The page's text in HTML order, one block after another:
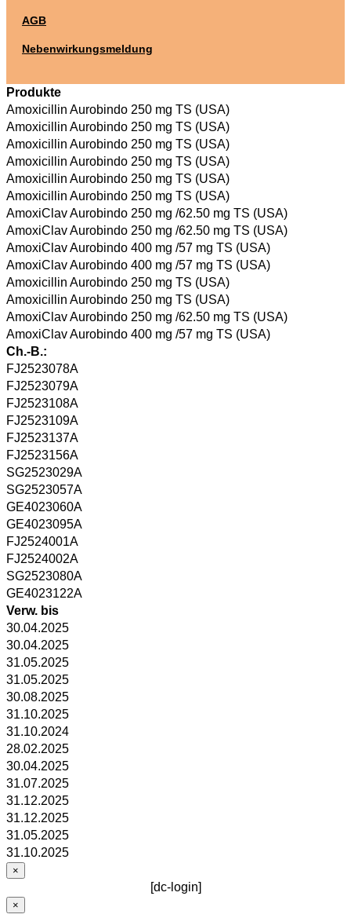
AGB
Nebenwirkungsmeldung
Produkte
Amoxicillin Aurobindo 250 mg TS (USA)
Amoxicillin Aurobindo 250 mg TS (USA)
Amoxicillin Aurobindo 250 mg TS (USA)
Amoxicillin Aurobindo 250 mg TS (USA)
Amoxicillin Aurobindo 250 mg TS (USA)
Amoxicillin Aurobindo 250 mg TS (USA)
AmoxiClav Aurobindo 250 mg /62.50 mg TS (USA)
AmoxiClav Aurobindo 250 mg /62.50 mg TS (USA)
AmoxiClav Aurobindo 400 mg /57 mg TS (USA)
AmoxiClav Aurobindo 400 mg /57 mg TS (USA)
Amoxicillin Aurobindo 250 mg TS (USA)
Amoxicillin Aurobindo 250 mg TS (USA)
AmoxiClav Aurobindo 250 mg /62.50 mg TS (USA)
AmoxiClav Aurobindo 400 mg /57 mg TS (USA)
Ch.-B.:
FJ2523078A
FJ2523079A
FJ2523108A
FJ2523109A
FJ2523137A
FJ2523156A
SG2523029A
SG2523057A
GE4023060A
GE4023095A
FJ2524001A
FJ2524002A
SG2523080A
GE4023122A
Verw. bis
30.04.2025
30.04.2025
31.05.2025
31.05.2025
30.08.2025
31.10.2025
31.10.2024
28.02.2025
30.04.2025
31.07.2025
31.12.2025
31.12.2025
31.05.2025
31.10.2025
×
[dc-login]
×